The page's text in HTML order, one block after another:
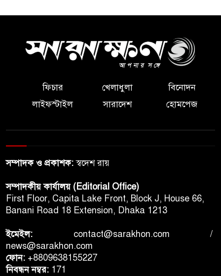
ফিচার খেলাধুলা
বিনোদন
লাইফস্টাইল
সারাদেশ হোমপেজ
সম্পাদক ও প্রকাশক:স্বদেশ রায়
সম্পাদকীয় কার্যালয় (Editorial Office)
First Floor, Capita Lake Front, Block J, House 66,
Banani Road 18 Extension, Dhaka 1213
ইমেইল: contact@sarakhon.com /
news@sarakhon.com
ফোন: +8809638155227
নিবন্ধন নম্বর: 171